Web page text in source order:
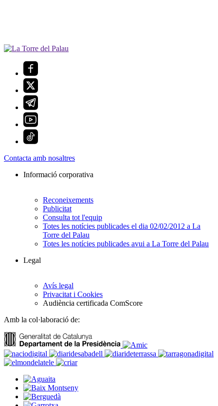
Contacta amb nosaltres
Informació corporativa
Reconeixements
Publicitat
Consulta tot l'equip
Totes les notícies publicades el dia 02/02/2012 a La
Torre del Palau
Totes les notícies publicades avui a La Torre del Palau
Legal
Avís legal
Privacitat i Cookies
Audiència certificada ComScore
Amb la col·laboració de: